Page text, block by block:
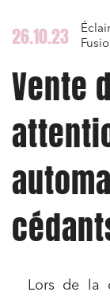
26.10.23
Vente
Lors de la